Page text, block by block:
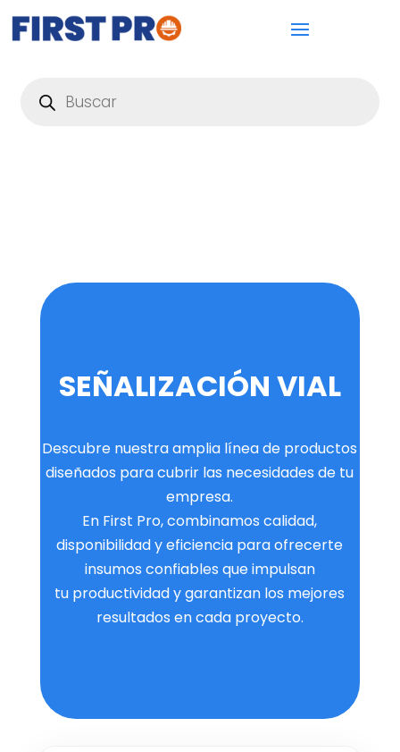
productos
SEÑALIZACIÓN VIAL
Descubre nuestra amplia línea de productos
diseñados para cubrir las necesidades de tu
empresa.
En First Pro, combinamos calidad,
disponibilidad y eficiencia para ofrecerte
insumos confiables que impulsan
tu productividad y garantizan los mejores
resultados en cada proyecto.